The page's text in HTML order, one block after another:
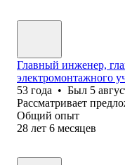
Главный инженер,
электромонтажного
53 года • Был 5
Рассматривает
Общий опыт
28 лет 6 месяцев